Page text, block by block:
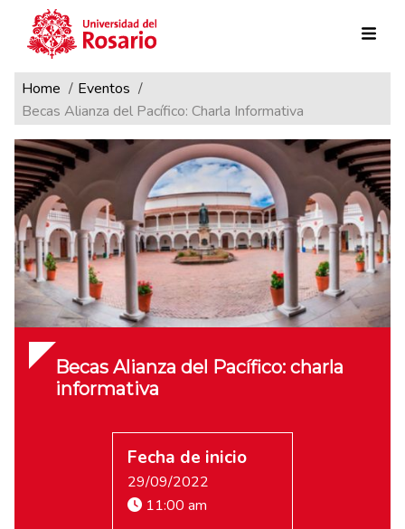
Pasar al contenido principal
Ruta de navegación
Home
Eventos
Becas Alianza del Pacífico: Charla Informativa
Becas Alianza del Pacífico: charla
informativa
Fecha de inicio
29/09/2022
11:00 am